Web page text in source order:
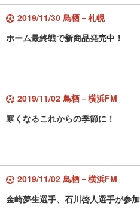
2019/11/30 鳥栖－札幌
ホーム最終戦で新商品発売中！
2019/11/02 鳥栖－横浜FM
寒くなるこれからの季節に！
2019/11/02 鳥栖－横浜FM
金崎夢生選手、石川啓人選手が参加